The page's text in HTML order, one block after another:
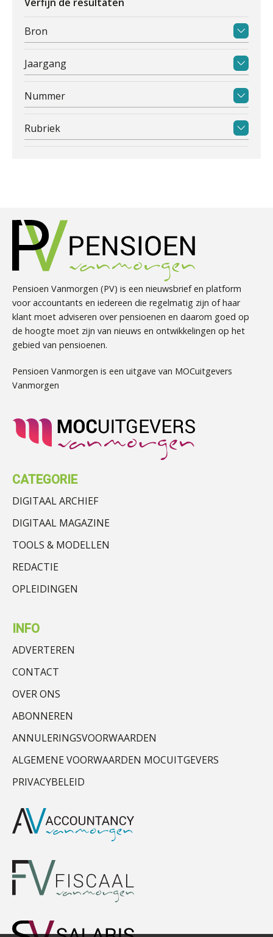
Bron
Jaargang
Nummer
Rubriek
Pensioen Vanmorgen (PV) is een nieuwsbrief en platform
voor accountants en iedereen die regelmatig zijn of haar
klant moet adviseren over pensioenen en daarom goed op
de hoogte moet zijn van nieuws en ontwikkelingen op het
gebied van pensioenen.
Pensioen Vanmorgen is een uitgave van MOCuitgevers
Vanmorgen
CATEGORIE
DIGITAAL ARCHIEF
DIGITAAL MAGAZINE
TOOLS & MODELLEN
REDACTIE
OPLEIDINGEN
INFO
ADVERTEREN
CONTACT
OVER ONS
ABONNEREN
ANNULERINGSVOORWAARDEN
ALGEMENE VOORWAARDEN MOCUITGEVERS
PRIVACYBELEID